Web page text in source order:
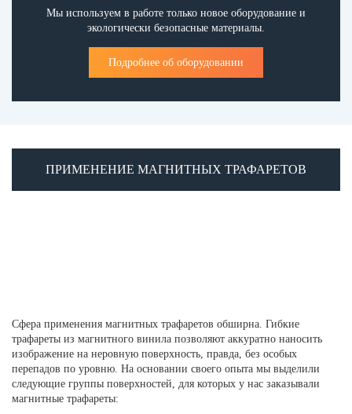
Мы используем в работе только новое оборудование и
экологически безопасные материалы.
Подробнее об оборудовании
ПРИМЕНЕНИЕ МАГНИТНЫХ ТРАФАРЕТОВ
Сфера применения магнитных трафаретов обширна. Гибкие
трафареты из магнитного винила позволяют аккуратно наносить
изображение на неровную поверхность, правда, без особых
перепадов по уровню. На основании своего опыта мы выделили
следующие группы поверхностей, для которых у нас заказывали
магнитные трафареты: